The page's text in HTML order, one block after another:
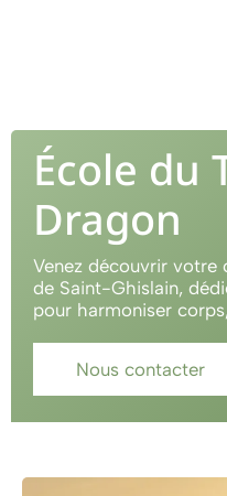
École du
Dragon
Venez découvrir
de Saint-Ghislain,
pour harmoniser
Nous contacter